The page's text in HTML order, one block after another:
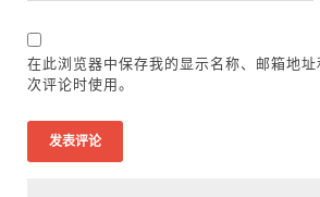
在此浏览器中保存我的显示名称、邮箱地
次评论时使用。